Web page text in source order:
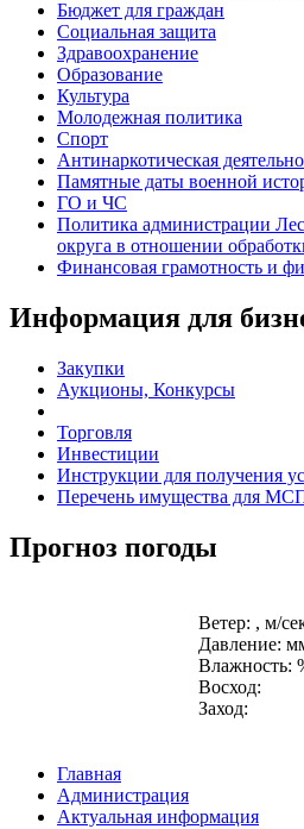
Бюджет для граждан
Социальная защита
Здравоохранение
Образование
Культура
Молодежная политика
Спорт
Антинаркотическая
Памятные даты военной
ГО и ЧС
Политика администрации
округа в отношении
Финансовая грамотность и
Информация для
Закупки
Аукционы, Конкурсы
Торговля
Инвестиции
Инструкции для получения
Перечень имущества для
Прогноз погоды
Ветер: , м/
Давление:
Влажность:
Восход:
Заход:
Главная
Администрация
Актуальная информация